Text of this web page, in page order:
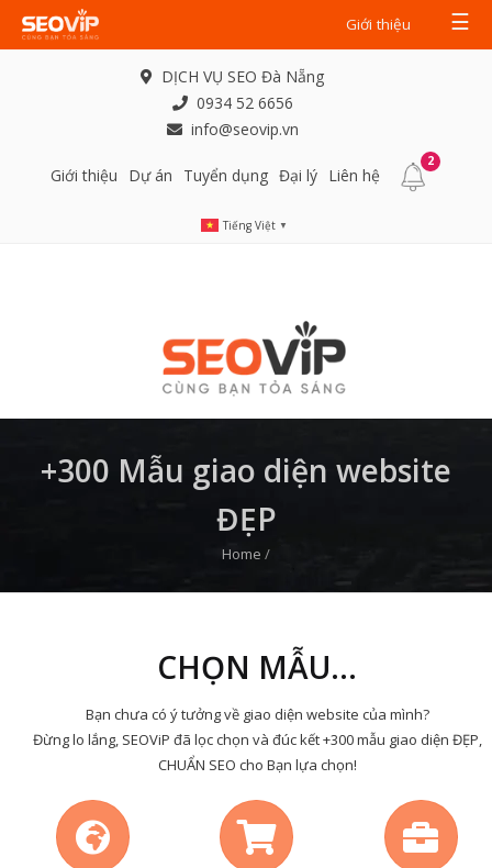
Giới thiệu ☰
DỊCH VỤ SEO Đà Nẵng
0934 52 6656
info@seovip.vn
Giới thiệu Dự án Tuyển dụng Đại lý Liên hệ
2
Tiếng Việt ▼
+300 Mẫu giao diện website
ĐẸP
Home /
CHỌN MẪU...
Bạn chưa có ý tưởng về giao diện website của mình?
Đừng lo lắng, SEOViP đã lọc chọn và đúc kết +300 mẫu giao diện ĐẸP,
CHUẨN SEO cho Bạn lựa chọn!